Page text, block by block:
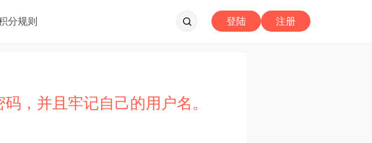
分规则 注册
登陆
，并且牢记自己的用户名。